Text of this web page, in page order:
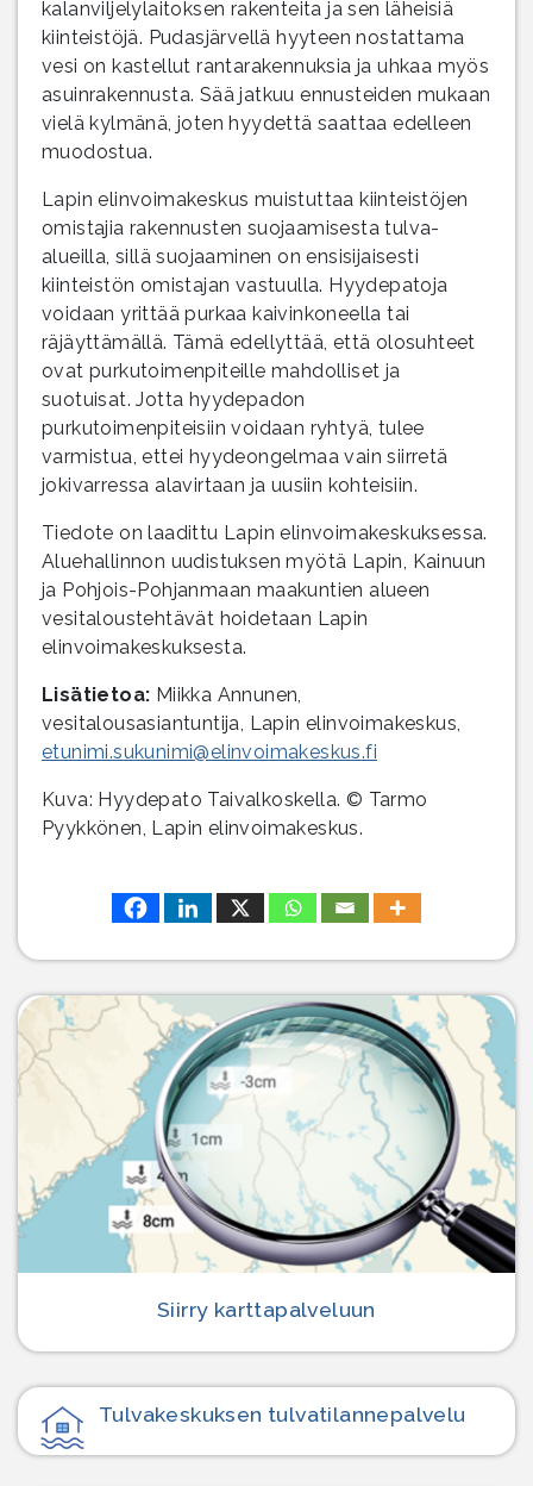
kalanviljelylaitoksen rakenteita ja sen läheisiä
kiinteistöjä. Pudasjärvellä hyyteen nostattama
vesi on kastellut rantarakennuksia ja uhkaa myös
asuinrakennusta. Sää jatkuu ennusteiden mukaan
vielä kylmänä, joten hyydettä saattaa edelleen
muodostua.
Lapin elinvoimakeskus muistuttaa kiinteistöjen
omistajia rakennusten suojaamisesta tulva-
alueilla, sillä suojaaminen on ensisijaisesti
kiinteistön omistajan vastuulla. Hyydepatoja
voidaan yrittää purkaa kaivinkoneella tai
räjäyttämällä. Tämä edellyttää, että olosuhteet
ovat purkutoimenpiteille mahdolliset ja
suotuisat. Jotta hyydepadon
purkutoimenpiteisiin voidaan ryhtyä, tulee
varmistua, ettei hyydeongelmaa vain siirretä
jokivarressa alavirtaan ja uusiin kohteisiin.
Tiedote on laadittu Lapin elinvoimakeskuksessa.
Aluehallinnon uudistuksen myötä Lapin, Kainuun
ja Pohjois-Pohjanmaan maakuntien alueen
vesitaloustehtävät hoidetaan Lapin
elinvoimakeskuksesta.
Lisätietoa: Miikka Annunen,
vesitalousasiantuntija, Lapin elinvoimakeskus,
etunimi.sukunimi@elinvoimakeskus.fi
Kuva: Hyydepato Taivalkoskella. © Tarmo
Pyykkönen, Lapin elinvoimakeskus.
Siirry karttapalveluun
Tulvakeskuksen tulvatilanne­palvelu